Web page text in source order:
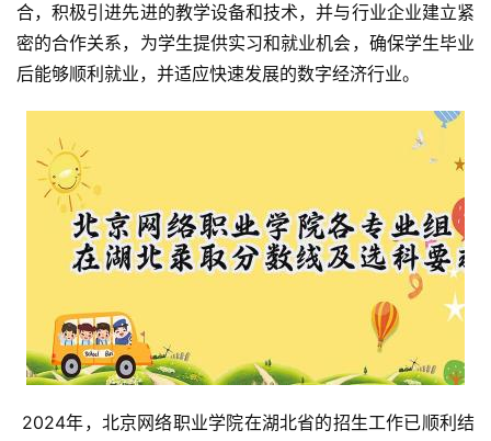
合，积极引进先进的教学设备和技术，并与行业企业建立紧
密的合作关系，为学生提供实习和就业机会，确保学生毕业
后能够顺利就业，并适应快速发展的数字经济行业。